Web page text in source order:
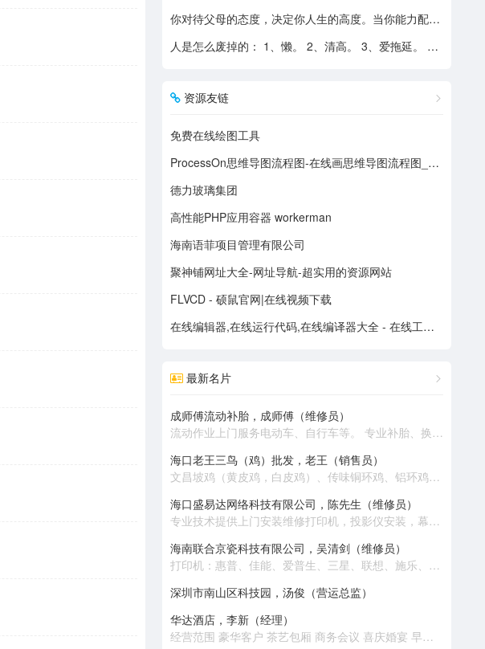
你对待父母的态度，决定你人生的高度。当你能力配不上你的欲望的时候，要学会控制欲望，并对自己的能力有认知、对自己的消费有规划、对自己的欲望有克制。
人是怎么废掉的： 1、懒。 2、清高。 3、爱拖延。 4、沉迷美色。 5、没有自控力。 6、不思考不学习。 7、安慰式自我欺骗。 8、胆小如鼠不敢打拼。 9、不懂示弱找别人帮助。 10、满脑子都是鸡毛蒜皮，忽略重大事情的选择。
资源友链
免费在线绘图工具
ProcessOn思维导图流程图-在线画思维导图流程图_在线作图实时协作
德力玻璃集团
高性能PHP应用容器 workerman
海南语菲项目管理有限公司
聚神铺网址大全-网址导航-超实用的资源网站
FLVCD - 硕鼠官网|在线视频下载
在线编辑器,在线运行代码,在线编译器大全 - 在线工具(nhooo.com)
最新名片
成师傅流动补胎，成师傅（维修员）
流动作业上门服务电动车、自行车等。 专业补胎、换胎、维修、换电池、收电池回收旧电动车。 热情周到、上门服务。
海口老王三鸟（鸡）批发，老王（销售员）
文昌坡鸡（黄皮鸡，白皮鸡）、传味铜环鸡、铝环鸡、腌鸡、文昌公鸡、乌鸡、老鸡、半老鸡、公鸡（大脚）
海口盛易达网络科技有限公司，陈先生（维修员）
专业技术提供上​‌‌门安装维修打印机，投影仪安装，幕布安装，打印耗材配送，电脑组装，笔记本电脑维修，收银机维修，监控安装，网络布线，高清摄像头安装，网络组建，背景音乐安装等 。 公司有专业技术员十几名，随时提供上门安装维修服务，价格优惠，质量保证！
海南联合京瓷科技有限公司，吴清剑（维修员）
打印机：惠普、佳能、爱普生、三星、联想、施乐、OKI、映美、兄弟、富士通、得实、京瓷、中税。 复印机：施乐、东芝、佳能、理光、夏普、京瓷、美能达、震旦。 扫描仪：惠普、佳能、爱普生、柯达、汉王、富士通、紫光、中晶。 电脑：联想、惠普、华硕。 耗材：各类品牌原装国产。
深圳市南山区科技园，汤俊（营运总监）
华达酒店，李新（经理）
经营范围 豪华客户 茶艺包厢 商务会议 喜庆婚宴 早点中餐 中餐包厢